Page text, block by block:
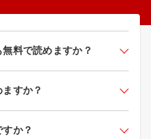
料で読めますか？
すか？
か？